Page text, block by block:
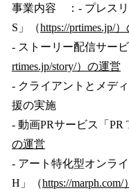
事業内容 ：- プレスリ
S」（https://prtimes.jp/
- ストーリー配信サー
rtimes.jp/story/）の運営
- クライアントとメデ
援の実施
- 動画PRサービス「PR
の運営
- アート特化型オンラ
H」（https://